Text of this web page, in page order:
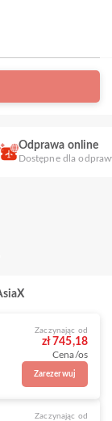
Odprawa online
Dostępne dla
Zaczynając od
zł 745,18
Cena/os
Zarezerwuj
Zaczynając od